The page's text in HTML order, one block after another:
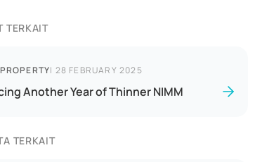
TERKAIT
PROPERTY| 28 FEBRUARY 2025
Another Year of Thinner NIMM
TERKAIT